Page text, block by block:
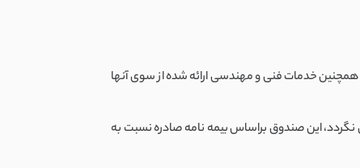
همچنین خدمات فنی و مهندسی ارائه شده از سوی آنها
این صندوق براساس بیمه نامه صادره نسبت به